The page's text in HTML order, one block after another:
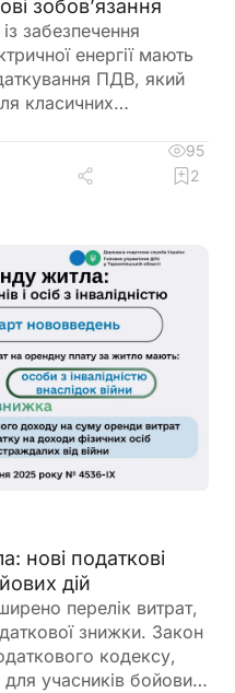
зобов’язання
забезпечення
енергії мають
ПДВ, який
класичних
не підпадають
і оподатковуються
її в ЄРПН
95
2
нові податкові
дій
перелік витрат,
знижки. Закон
кодексу,
учасників бойових